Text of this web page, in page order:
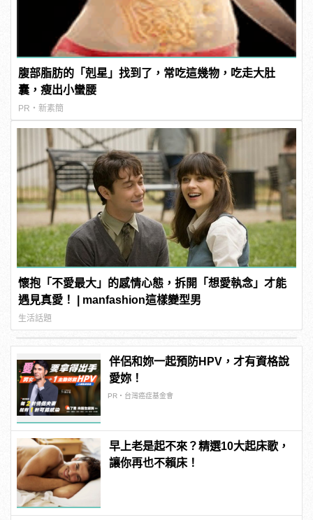
腹部脂肪的「剋星」找到了，常吃這幾物，吃走大肚
囊，瘦出小蠻腰
PR・新素簡
懷抱「不愛最大」的感情心態，拆開「想愛執念」才能
遇見真愛！ | manfashion這樣變型男
生活話題
伴侶和妳一起預防HPV，才有資格說
愛妳！
PR・台灣癌症基金會
早上老是起不來？精選10大起床歌，
讓你再也不賴床！